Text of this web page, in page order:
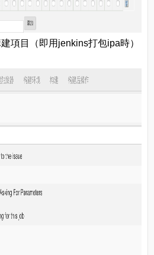
項目（即用jenkins打包ipa時）